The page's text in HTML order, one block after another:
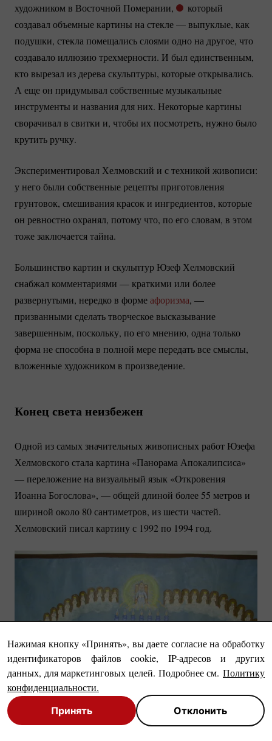
художником в Восточной Померании,
который
создавал объемные картины на стекле — выпуклые, как
подушки, стекла помещались слоями одно на другое, что
создавало иллюзию трехмерности. И был единственным,
кто вырезал из дерева скульптуры, которые открывались.
А еще он придумывал собственные музыкальные
инструменты и названия для них. Некоторые картины
сворачивал в свитки и, чтобы их посмотреть, нужно было
крутить ручку.
Экспериментировал Хелмовский и с техникой живописи:
у него были собственные рецепты приготовления
грунтовок, смешивания красок и ингредиентов, которые
он ревностно охранял, потому что, по его словам, в этом
тоже заключается тайна.
Большинство картин и скульптур Юзеф Хелмовский
снабжал комментариями — краткими или более
развернутыми, нередко в формеафоризма, —
призванными сделать творческое высказывание
завершенным, поскольку, по его мнению, одна только
форма не способна в полной мере передать все смыслы,
вложенные художником в произведение.
Конец света неизбежен
Одной из самых значительных живописных работ Юзефа
Хелмовского стала картина «Панорама Апокалипсиса»
— переложение на визуальный язык «Откровения
Иоанна Богослова», — общей длиной более 55 метров и
шириной около 80 сантиметров, из шести частей.
Хелмовский писал картину с 1992 по 1994 год.
Нажимая кнопку «Принять», вы даете согласие на обработку
идентификаторов файлов cookie, IP-адресов и других
данных, для маркетинговых целей. Подробнее см. Политику
конфиденциальности.
Принять Отклонить